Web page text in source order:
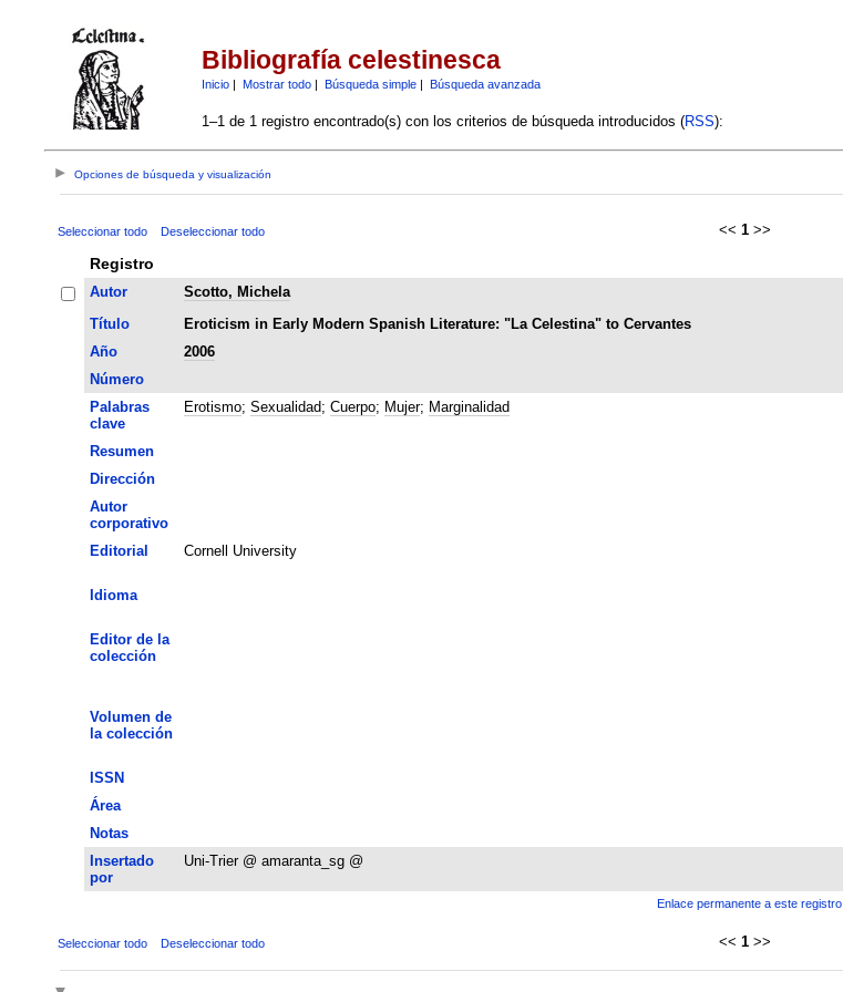
Bibliografía celestinesca
Inicio| Mostrar todo| Búsqueda simple| Búsqueda avanzada
1–1 de 1 registro encontrado(s) con los criterios de búsqueda introducidos (RSS):
Opciones de búsqueda y visualización
Seleccionar todo Deseleccionar todo << 1 >>
Registro
Autor
Scotto, Michela
Título
Eroticism in Early Modern Spanish Literature: "La Celestina" to Cervantes
Año
2006
Número
Palabras
clave
Erotismo; Sexualidad; Cuerpo; Mujer; Marginalidad
Resumen
Dirección
Autor
corporativo
Editorial Cornell University
Idioma
Editor de la
colección
Volumen de
la colección
ISSN
Área
Notas
Insertado
por
Uni-Trier @ amaranta_sg @
Enlace permanente a este registro
Seleccionar todo Deseleccionar todo << 1 >>